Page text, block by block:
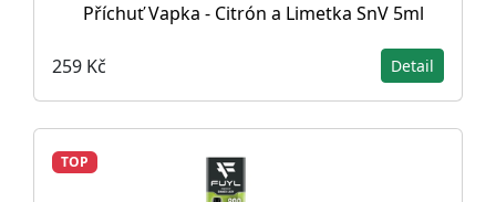
Příchuť Vapka - Citrón a Limetka SnV 5ml
259 Kč Detail
TOP